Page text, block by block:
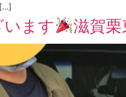
ます 滋賀栗